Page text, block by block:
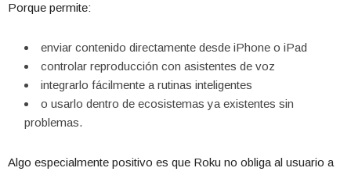
Porque permite:
enviar contenido directamente desde iPhone o iPad
controlar reproducción con asistentes de voz
integrarlo fácilmente a rutinas inteligentes
o usarlo dentro de ecosistemas ya existentes sin
problemas.
Algo especialmente positivo es que Roku no obliga al usuario a